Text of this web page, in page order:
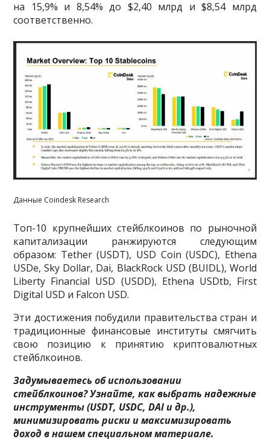
на 15,9% и 8,54% до $2,40 млрд и $8,54 млрд
соответственно.
Данные Coindesk Research
Топ-10 крупнейших стейблкоинов по рыночной
капитализации ранжируются следующим
образом: Tether (USDT), USD Coin (USDC), Ethena
USDe, Sky Dollar, Dai, BlackRock USD (BUIDL), World
Liberty Financial USD (USDD), Ethena USDtb, First
Digital USD и Falcon USD.
Эти достижения побудили правительства стран и
традиционные финансовые институты смягчить
свою позицию к принятию криптовалютных
стейблкоинов.
Задумываетесь об использовании
стейблкоинов? Узнайте, как выбрать надежные
инструменты (USDT, USDC, DAI и др.),
минимизировать риски и максимизировать
доход в нашем специальном материале.